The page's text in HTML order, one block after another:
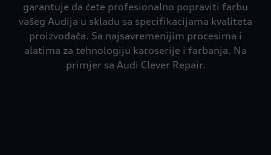
garantuje da ćete profesionalno popraviti farbu
vašeg Audija u skladu sa specifikacijama kvaliteta
proizvođača. Sa najsavremenijim procesima i
alatima za tehnologiju karoserije i farbanja. Na
primjer sa Audi Clever Repair.